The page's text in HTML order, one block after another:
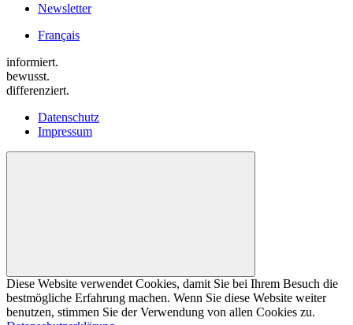
Newsletter
Français
informiert.
bewusst.
differenziert.
Datenschutz
Impressum
Diese Website verwendet Cookies, damit Sie bei Ihrem Besuch die
bestmögliche Erfahrung machen. Wenn Sie diese Website weiter
benutzen, stimmen Sie der Verwendung von allen Cookies zu.